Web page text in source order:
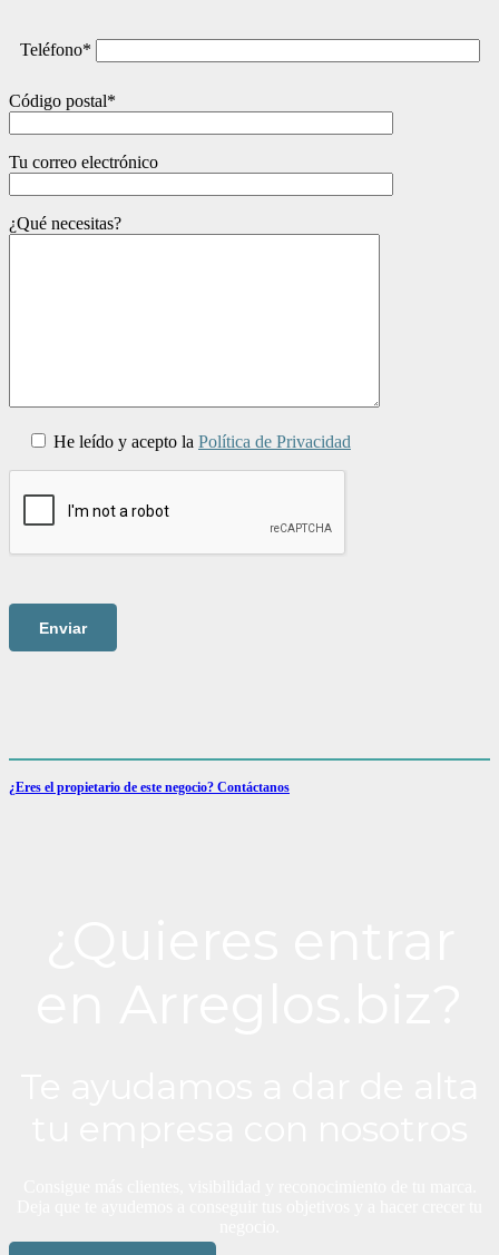
Teléfono*
Código postal*
Tu correo electrónico
¿Qué necesitas?
He leído y acepto la Política de Privacidad
¿Eres el propietario de este negocio? Contáctanos